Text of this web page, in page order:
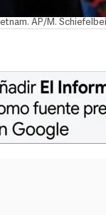
AP/M.